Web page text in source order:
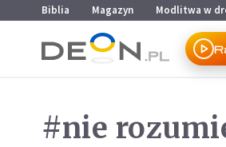
Przejdź do menu głównego
Przejdź do treści
Biblia Magazyn Modlitwa w
#nie